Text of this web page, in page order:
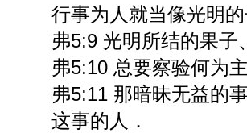
行事为人就当像光明
弗5:9 光明所结的果
弗5:10 总要察验何为
弗5:11 那暗昧无益的
这事的人．